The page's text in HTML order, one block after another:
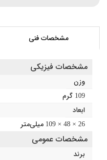
مشخصات فنی
مشخصات فیزیکی
وزن
109 گرم
ابعاد
26 × 48 × 109 میلی‌متر
مشخصات عمومی
برند